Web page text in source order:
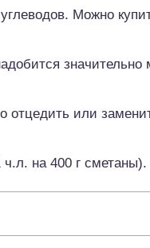
Можно
или
на 400 г сметаны).